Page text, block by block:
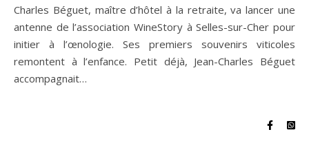
Charles Béguet, maître d’hôtel à la retraite, va lancer une
antenne de l’association WineStory à Selles-sur-Cher pour
initier à l’œnologie. Ses premiers souvenirs viticoles
remontent à l’enfance. Petit déjà, Jean-Charles Béguet
accompagnait…